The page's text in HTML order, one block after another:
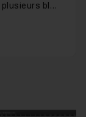
Importer une image dans plusieurs blocs